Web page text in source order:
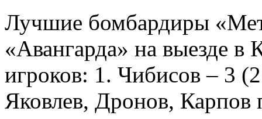
Лучшие бомбардиры
«Авангарда» на выезде
игроков: 1. Чибисов – 3
Яковлев, Дронов,